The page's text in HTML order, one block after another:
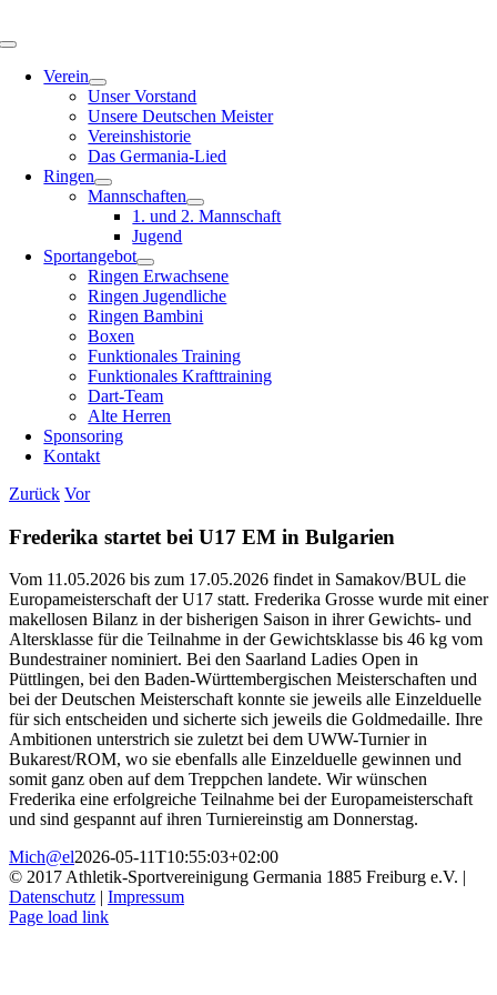
Inhalt
Toggle
NavigationVerein
Unser Vorstand
Unsere Deutschen Meister
Vereinshistorie
Das Germania-Lied
Ringen
Mannschaften
1. und 2. Mannschaft
Jugend
Sportangebot
Ringen Erwachsene
Ringen Jugendliche
Ringen Bambini
Boxen
Funktionales Training
Funktionales Krafttraining
Dart-Team
Alte Herren
Sponsoring
Kontakt
Zurück Vor
Frederika startet bei U17 EM in Bulgarien
Vom 11.05.2026 bis zum 17.05.2026 findet in Samakov/BUL die
Europameisterschaft der U17 statt. Frederika Grosse wurde mit einer
makellosen Bilanz in der bisherigen Saison in ihrer Gewichts- und
Altersklasse für die Teilnahme in der Gewichtsklasse bis 46 kg vom
Bundestrainer nominiert. Bei den Saarland Ladies Open in
Püttlingen, bei den Baden-Württembergischen Meisterschaften und
bei der Deutschen Meisterschaft konnte sie jeweils alle Einzelduelle
für sich entscheiden und sicherte sich jeweils die Goldmedaille. Ihre
Ambitionen unterstrich sie zuletzt bei dem UWW-Turnier in
Bukarest/ROM, wo sie ebenfalls alle Einzelduelle gewinnen und
somit ganz oben auf dem Treppchen landete. Wir wünschen
Frederika eine erfolgreiche Teilnahme bei der Europameisterschaft
und sind gespannt auf ihren Turniereinstig am Donnerstag.
Mich@el2026-05-11T10:55:03+02:00
© 2017 Athletik-Sportvereinigung Germania 1885 Freiburg e.V. |
Datenschutz | Impressum
Instagram
Page load link